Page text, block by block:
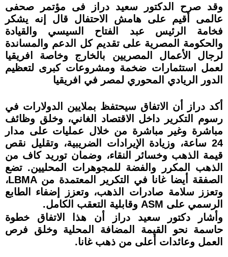
وقد صرح الدكتور سعيد دراز فى مؤتمر صحفى
عالمى أقيم على هامش الاحتفال قال إنه يشكر
فخامة الرئيس عبد الفتاح السيسي والقيادة
والحكومة المصرية على تقديم كل الدعم والمساندة
لرجال الأعمال المصريين بالخارج وخاصة افريقيا
لعمل استثمارات ضخمة ومشروعات كبرى لتعظيم
الدور الريادي المحوري لمصر في افريقيا
أكد دراز أن الاتفاق سيحتفظ بملايين الدولارات في
رسوم التكرير داخل الاقتصاد الغاني، وخلق وظائف
مباشرة وغير مباشرة من خلال عمليات على مدار
24 ساعة، وزيادة الإيرادات الضريبية، وتقليل نقص
قيمة الذهب وخسائر النقاء، وضمان توريد كاف من
الذهب المكرر والفضة للمجوهرات المحليين. تضع
الصفقة أيضا غانا في التكرير المعتمدة من LBMA،
وتعزز سلامة صادرات الذهب، وتعزز إضفاء الطابع
الرسمي على ASM وقابلية التعقب الكامل.
وأشار دكتور سعيد دراز أن هذا الاتفاق خطوة
حاسمة نحو القيمة المضافة المحلية وخلق فرص
العمل وعائدات أعلى من ذهب غانا.